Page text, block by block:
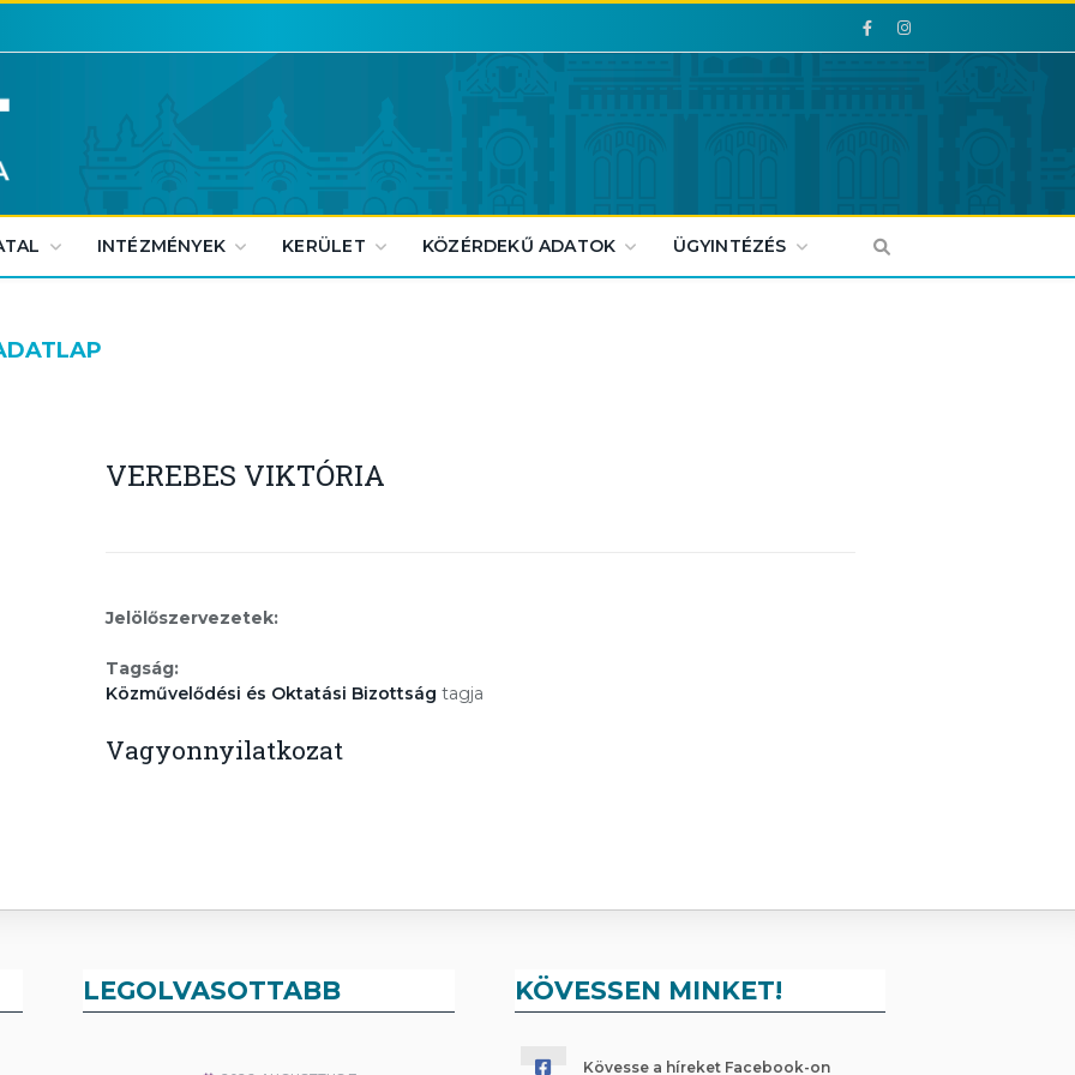
Facebook
Facebook
INTÉZMÉNYEK KERÜLET KÖZÉRDEKŰ ADATOK ÜGYINTÉZÉS
VEREBES VIKTÓRIA
Jelölőszervezetek:
Tagság:
Közművelődési és Oktatási Bizottság tagja
Vagyonnyilatkozat
LEGOLVASOTTABB KÖVESSEN MINKET!
Kövesse a híreket Facebook-on